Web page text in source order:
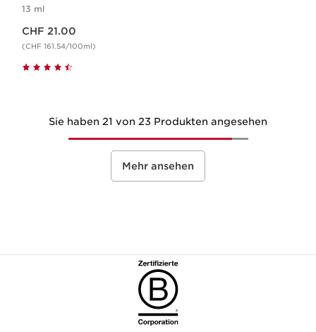
13 ml
CHF 21.00
(CHF 161.54/100ml)
Sie haben 21 von 23 Produkten angesehen
Mehr ansehen